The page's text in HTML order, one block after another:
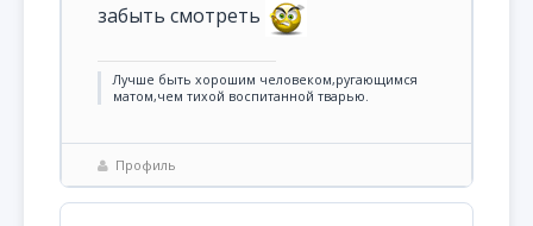
забыть смотреть
Лучше быть хорошим человеком,ругающимся
матом,чем тихой воспитанной тварью.
Профиль